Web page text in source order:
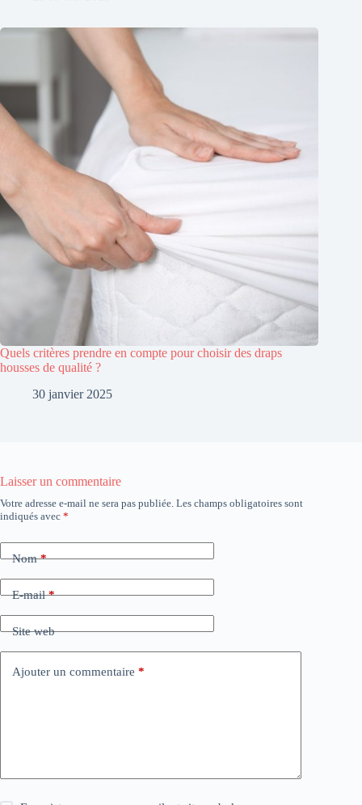
Quels critères prendre en compte pour choisir des draps
housses de qualité ?
30 janvier 2025
Laisser un commentaire
Votre adresse e-mail ne sera pas publiée. Les champs obligatoires sont
indiqués avec *
Nom*
E-mail*
Site web
Ajouter un commentaire *